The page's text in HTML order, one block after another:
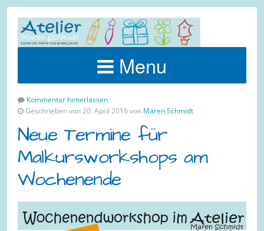
Menu
Kommentar hinterlassen
Geschrieben von 20. April 2016 von Maren Schmidt
Neue Termine für
Malkursworkshops am
Wochenende